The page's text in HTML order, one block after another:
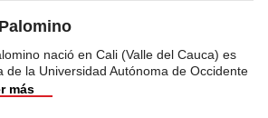
nació en Cali (Valle del Cauca) es
de la Universidad Autónoma de Occidente
más